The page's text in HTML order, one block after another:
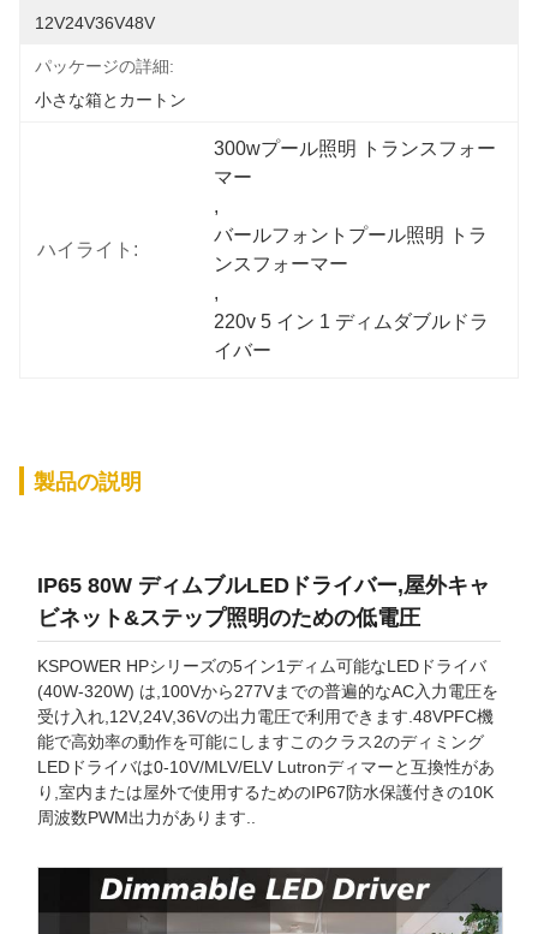
12V24V36V48V
パッケージの詳細:
小さな箱とカートン
ハイライト:
300wプール照明 トランスフォー
マー
,
バールフォントプール照明 トラ
ンスフォーマー
,
220v 5 イン 1 ディムダブルドラ
イバー
製品の説明
IP65 80W ディムブルLEDドライバー,屋外キャ
ビネット&ステップ照明のための低電圧
KSPOWER HPシリーズの5イン1ディム可能なLEDドライバ
(40W-320W) は,100Vから277Vまでの普遍的なAC入力電圧を
受け入れ,12V,24V,36Vの出力電圧で利用できます.48VPFC機
能で高効率の動作を可能にしますこのクラス2のディミング
LEDドライバは0-10V/MLV/ELV Lutronディマーと互換性があ
り,室内または屋外で使用するためのIP67防水保護付きの10K
周波数PWM出力があります..